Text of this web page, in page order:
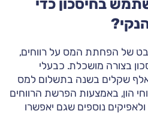
בחיסכון כדי
של הפחתת המס על רווחים,
בצורה מושכלת. כבעלי
ניתן לחסוך עד 50 אלף שקלים בשנה בתשלום למס
הון, באמצעות הפרשת הרווחים
נוספים שגם יאפשרו